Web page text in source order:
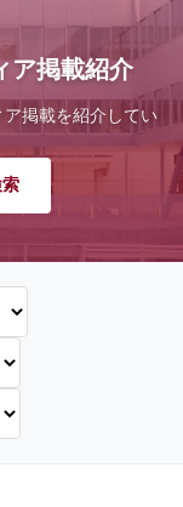
ア掲載紹介
掲載を紹介してい